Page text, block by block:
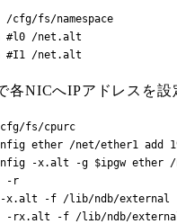
/cfg/fs/namespace
#l0 /net.alt
#I1 /net.alt
各NICへIPアドレスを設
fs/cpurc
ether /net/ether1 add
-x.alt -g $ipgw ether /
-r
-x.alt -f /lib/ndb/external
-rx.alt -f /lib/ndb/